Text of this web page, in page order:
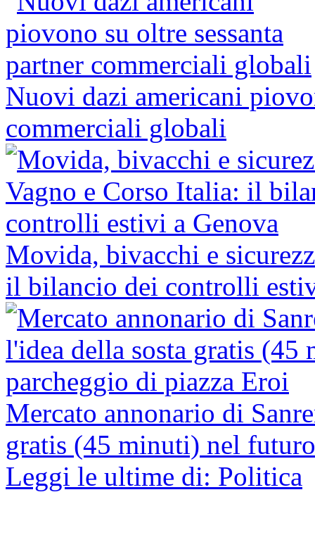
Nuovi dazi americani
commerciali globali
Movida, bivacchi e
il bilancio dei controlli
Mercato annonario di
gratis (45 minuti) nel
Leggi le ultime di: Politica